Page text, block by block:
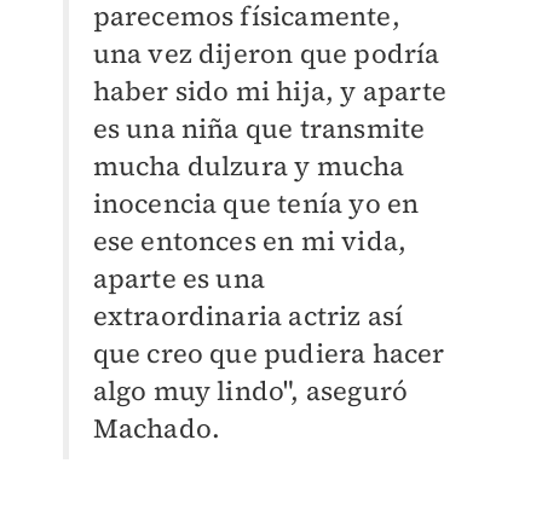
parecemos físicamente,
una vez dijeron que podría
haber sido mi hija, y aparte
es una niña que transmite
mucha dulzura y mucha
inocencia que tenía yo en
ese entonces en mi vida,
aparte es una
extraordinaria actriz así
que creo que pudiera hacer
algo muy lindo", aseguró
Machado.